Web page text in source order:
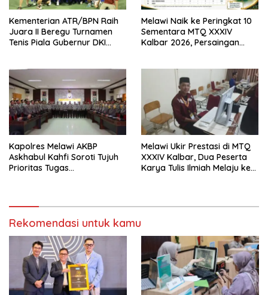
Kementerian ATR/BPN Raih
Juara II Beregu Turnamen
Tenis Piala Gubernur DKI
Melawi Naik ke Peringkat 10
Sementara MTQ XXXIV
Kalbar 2026, Persaingan
Kapolres Melawi AKBP
Askhabul Kahfi Soroti Tujuh
Prioritas Tugas
Melawi Ukir Prestasi di MTQ
XXXIV Kalbar, Dua Peserta
Karya Tulis Ilmiah Melaju ke
Rekomendasi untuk kamu